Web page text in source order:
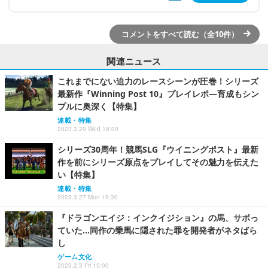
コメントをすべて読む（全10件）
関連ニュース
これまでにない迫力のレースシーンが圧巻！シリーズ
最新作『Winning Post 10』プレイレポ―育成もシン
プルに奥深く【特集】
連載・特集
2023.3.29 Wed 18:00
シリーズ30周年！競馬SLG『ウイニングポスト』最新
作を前にシリーズ原点をプレイしてその魅力を伝えた
い【特集】
連載・特集
2023.3.27 Mon 19:30
『ドラゴンエイジ：インクイジション』の馬、サボっ
ていた…同作の乗馬に隠された罪を開発者がネタばら
し
ゲーム文化
2023.2.3 Fri 15:00